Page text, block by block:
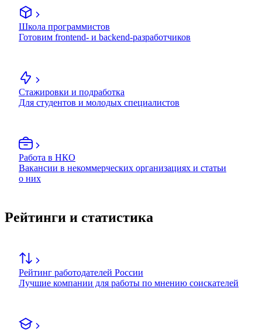
Школа программистов
Готовим frontend- и backend-разработчиков
Стажировки и подработка
Для студентов и молодых специалистов
Работа в НКО
Вакансии в некоммерческих организациях и статьи
о них
Рейтинги и статистика
Рейтинг работодателей России
Лучшие компании для работы по мнению соискателей